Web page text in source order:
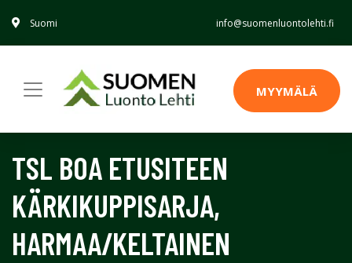
Suomi info@suomenluontolehti.fi
MYYMÄLÄ
TSL BOA ETUSITEEN
KÄRKIKUPPISARJA,
HARMAA/KELTAINEN